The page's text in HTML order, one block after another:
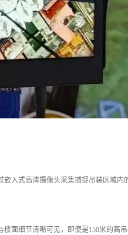
入式高清摄像头采集捕捉吊装区域内
面细节清晰可见，即便是150米的高